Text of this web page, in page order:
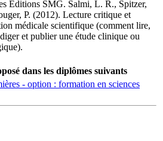
Editions SMG. Salmi, L. R., Spitzer,
P. (2012). Lecture critique et
médicale scientifique (comment lire,
et publier une étude clinique ou
dans les diplômes suivants
- option : formation en sciences